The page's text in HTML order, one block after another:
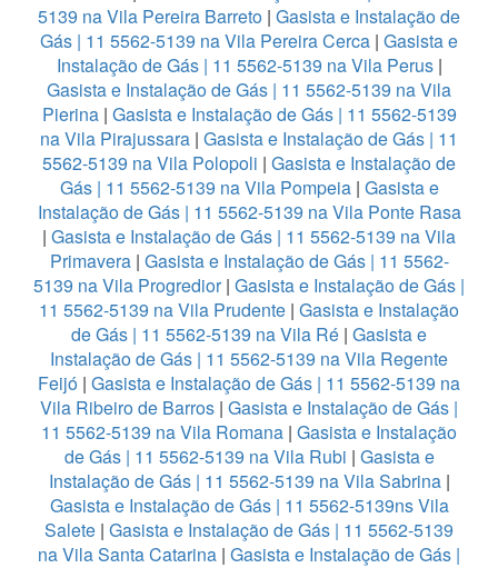
5139 na Vila Pereira Barreto | Gasista e Instalação de
Gás | 11 5562-5139 na Vila Pereira Cerca | Gasista e
Instalação de Gás | 11 5562-5139 na Vila Perus|
Gasista e Instalação de Gás | 11 5562-5139 na Vila
Pierina| Gasista e Instalação de Gás | 11 5562-5139
na Vila Pirajussara | Gasista e Instalação de Gás | 11
5562-5139 na Vila Polopoli | Gasista e Instalação de
Gás | 11 5562-5139 na Vila Pompeia| Gasista e
Instalação de Gás | 11 5562-5139 na Vila Ponte Rasa
| Gasista e Instalação de Gás | 11 5562-5139 na Vila
Primavera| Gasista e Instalação de Gás | 11 5562-
5139 na Vila Progredior| Gasista e Instalação de Gás |
11 5562-5139 na Vila Prudente | Gasista e Instalação
de Gás | 11 5562-5139 na Vila Ré | Gasista e
Instalação de Gás | 11 5562-5139 na Vila Regente
Feijó | Gasista e Instalação de Gás | 11 5562-5139 na
Vila Ribeiro de Barros | Gasista e Instalação de Gás |
11 5562-5139 na Vila Romana | Gasista e Instalação
de Gás | 11 5562-5139 na Vila Rubi | Gasista e
Instalação de Gás | 11 5562-5139 na Vila Sabrina|
Gasista e Instalação de Gás | 11 5562-5139ns Vila
Salete | Gasista e Instalação de Gás | 11 5562-5139
na Vila Santa Catarina | Gasista e Instalação de Gás |